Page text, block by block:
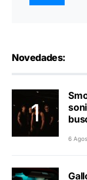
Novedades:
6